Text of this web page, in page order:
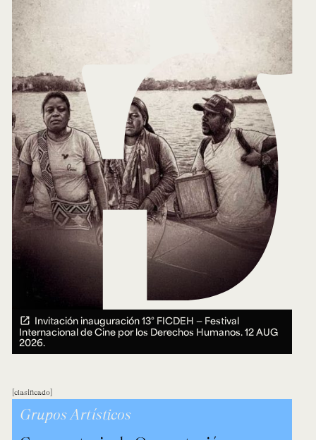
Invitación inauguración 13° FICDEH — Festival
Internacional de Cine por los Derechos Humanos.12 AUG
2026.
clasificado
Grupos Artísticos